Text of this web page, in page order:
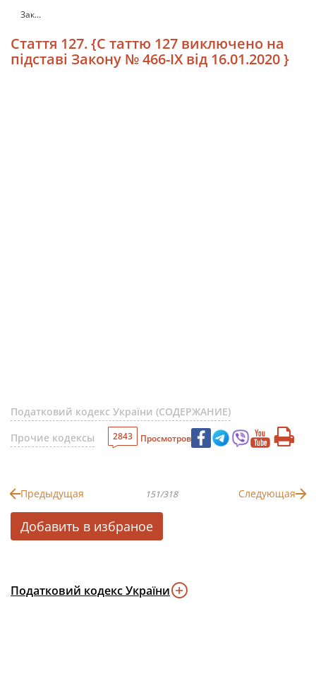
Зак...
Стаття 127. {С таттю 127 виключено на
підставі Закону № 466-IX від 16.01.2020 }
Податковий кодекс України (СОДЕРЖАНИЕ)
Прочие кодексы
2843 Просмотров
Предыдущая 151/318 Следующая
Добавить в избраное
Податковий кодекс України